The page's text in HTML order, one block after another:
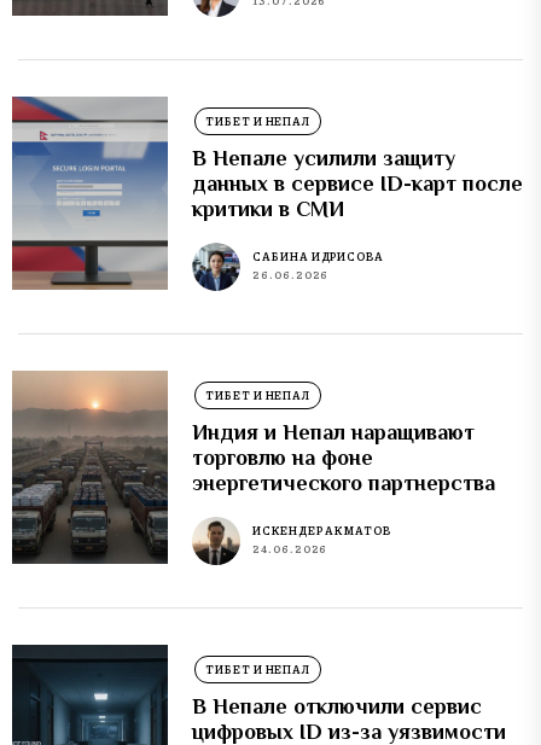
ТИБЕТ И НЕПАЛ
В Непале усилили защиту
данных в сервисе ID-карт после
критики в СМИ
САБИНА ИДРИСОВА
26.06.2026
ТИБЕТ И НЕПАЛ
Индия и Непал наращивают
торговлю на фоне
энергетического партнерства
ИСКЕНДЕР АКМАТОВ
24.06.2026
ТИБЕТ И НЕПАЛ
В Непале отключили сервис
цифровых ID из-за уязвимости